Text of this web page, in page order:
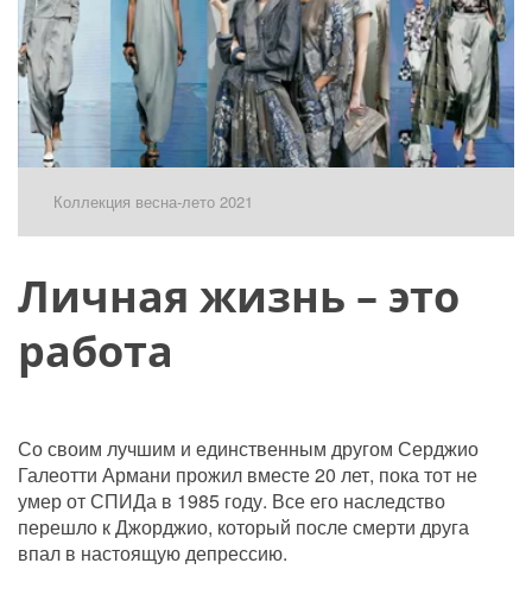
Коллекция весна-лето 2021
Личная жизнь – это
работа
Со своим лучшим и единственным другом Серджио
Галеотти Армани прожил вместе 20 лет, пока тот не
умер от СПИДа в 1985 году. Все его наследство
перешло к Джорджио, который после смерти друга
впал в настоящую депрессию.